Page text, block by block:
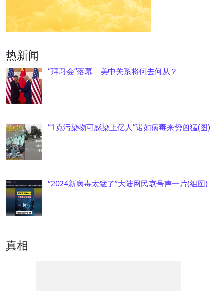
热新闻
“拜习会”落幕 美中关系将何去何从？
“1克污染物可感染上亿人”诺如病毒来势凶猛(图)
“2024新病毒太猛了”大陆网民哀号声一片(组图)
真相